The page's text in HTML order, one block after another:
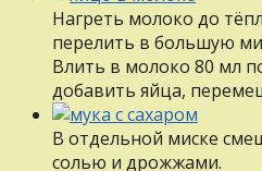
Нагреть молоко до
перелить в большую
Влить в молоко 80 мл
добавить яйца,
В отдельной миске
солью и дрожжами.